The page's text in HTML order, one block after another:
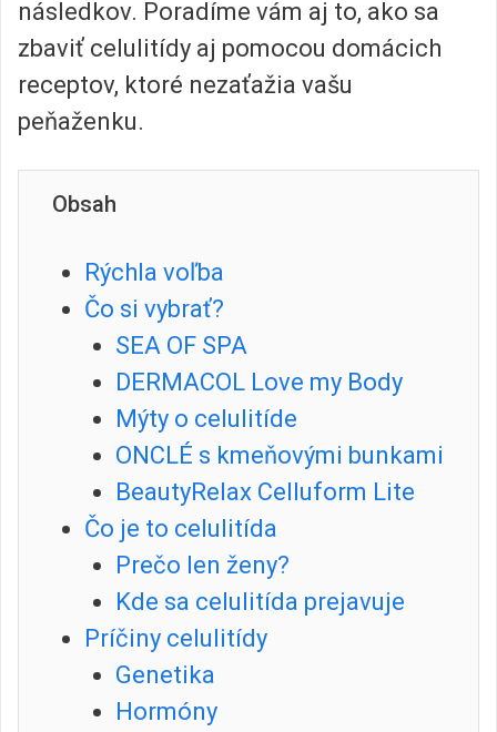
následkov. Poradíme vám aj to, ako sa
zbaviť celulitídy aj pomocou domácich
receptov, ktoré nezaťažia vašu
peňaženku.
Obsah
Rýchla voľba
Čo si vybrať?
SEA OF SPA
DERMACOL Love my Body
Mýty o celulitíde
ONCLÉ s kmeňovými bunkami
BeautyRelax Celluform Lite
Čo je to celulitída
Prečo len ženy?
Kde sa celulitída prejavuje
Príčiny celulitídy
Genetika
Hormóny